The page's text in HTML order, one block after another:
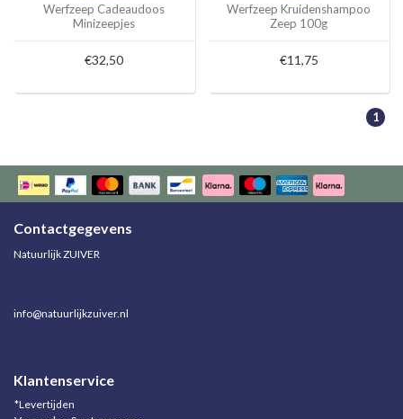
Werfzeep Cadeaudoos
Minizeepjes
€32,50
Werfzeep Kruidenshampoo
Zeep 100g
€11,75
1
Contactgegevens
Natuurlijk ZUIVER
info@natuurlijkzuiver.nl
Klantenservice
*Levertijden